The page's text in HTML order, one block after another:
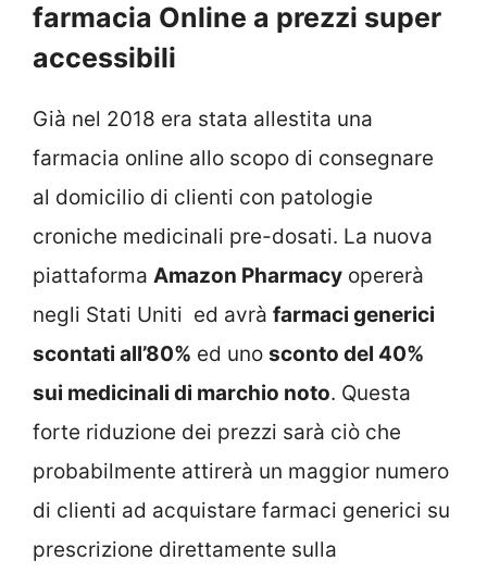
farmacia Online a prezzi super
accessibili
Già nel 2018 era stata allestita una
farmacia online allo scopo di consegnare
al domicilio di clienti con patologie
croniche medicinali pre-dosati. La nuova
piattaforma Amazon Pharmacy opererà
negli Stati Uniti ed avrà farmaci generici
scontati all’80% ed uno sconto del 40%
sui medicinali di marchio noto. Questa
forte riduzione dei prezzi sarà ciò che
probabilmente attirerà un maggior numero
di clienti ad acquistare farmaci generici su
prescrizione direttamente sulla